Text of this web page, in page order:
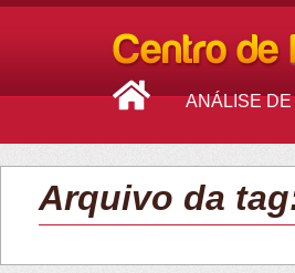
ANÁLISE
Arquivo da